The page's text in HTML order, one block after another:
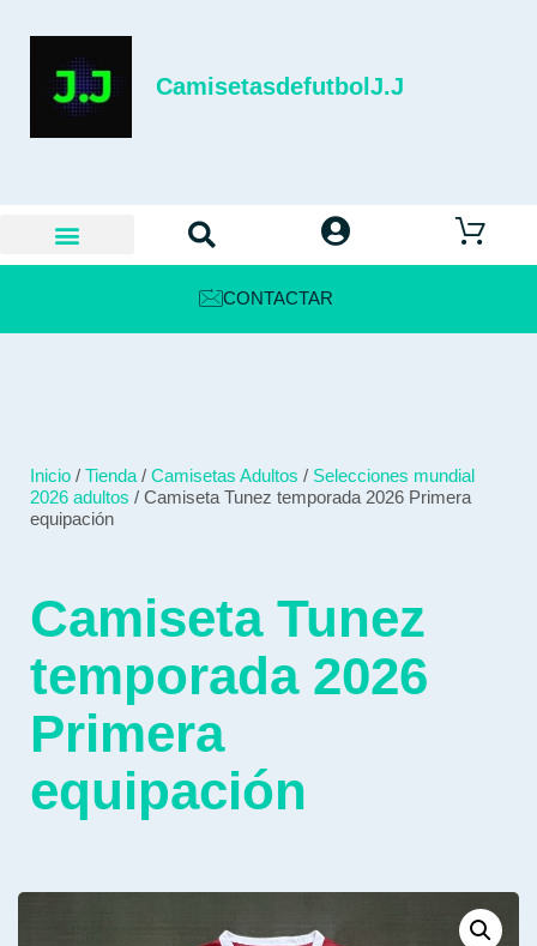
CamisetasdefutbolJ.J
CONTACTAR
Inicio / Tienda / Camisetas Adultos / Selecciones mundial
2026 adultos / Camiseta Tunez temporada 2026 Primera
equipación
Camiseta Tunez
temporada 2026
Primera
equipación